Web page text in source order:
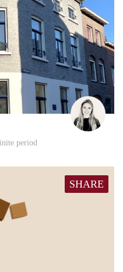
Fleur
period
SHARE